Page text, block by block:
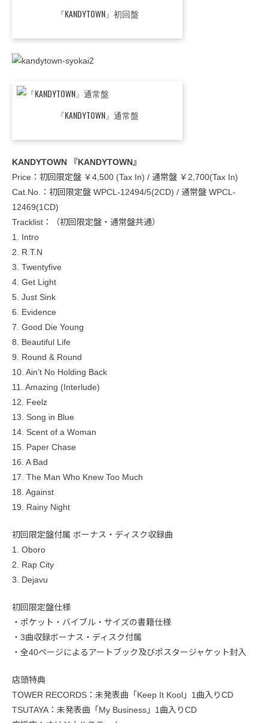
『KANDYTOWN』初回盤
『KANDYTOWN』通常盤
KANDYTOWN 『KANDYTOWN』
Price：初回限定盤 ￥4,500 (Tax In) / 通常盤 ￥2,700(Tax In)
Cat.No.：初回限定盤 WPCL-12494/5(2CD) / 通常盤 WPCL-
12469(1CD)
Tracklist：（初回限定盤・通常盤共通）
1. Intro
2. R.T.N
3. Twentyfive
4. Get Light
5. Just Sink
6. Evidence
7. Good Die Young
8. Beautiful Life
9. Round & Round
10. Ain’t No Holding Back
11. Amazing (Interlude)
12. Feelz
13. Song in Blue
14. Scent of a Woman
15. Paper Chase
16. A Bad
17. The Man Who Knew Too Much
18. Against
19. Rainy Night
初回限定盤付属 ボーナス・ディスク収録曲
1. Oboro
2. Rap City
3. Dejavu
初回限定盤仕様
・ポケット・バイブル・サイズの書籍仕様
・3曲収録ボーナス・ディスク付属
・全40ページによるアートブック及びポスタージャケット封入
店頭特典
TOWER RECORDS：未発表曲「Keep It Kool」1曲入りCD
TSUTAYA：未発表曲「My Business」1曲入りCD